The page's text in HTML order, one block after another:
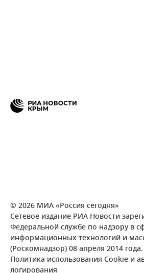
© 2026 МИА «Россия сегодня»
Сетевое издание РИА Новости
Федеральной службе по надзору в
информационных технологий и
(Роскомнадзор) 08 апреля 2014 года.
Политика использования Cookie и